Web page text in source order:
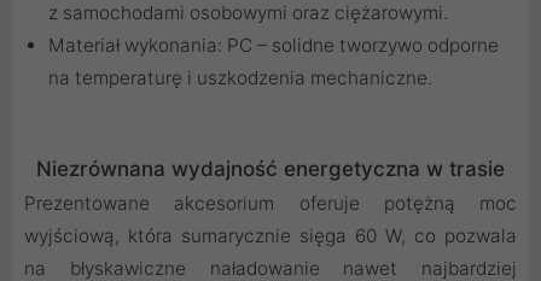
z samochodami osobowymi oraz ciężarowymi.
Materiał wykonania: PC – solidne tworzywo odporne
na temperaturę i uszkodzenia mechaniczne.
Niezrównana wydajność energetyczna w trasie
Prezentowane akcesorium oferuje potężną moc
wyjściową, która sumarycznie sięga 60 W, co pozwala
na błyskawiczne naładowanie nawet najbardziej